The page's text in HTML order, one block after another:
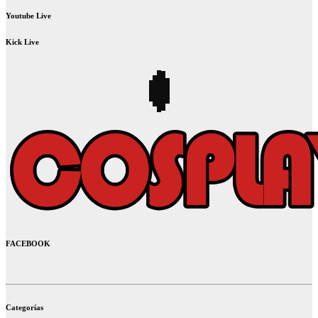
Youtube Live
Kick Live
FACEBOOK
Categorías